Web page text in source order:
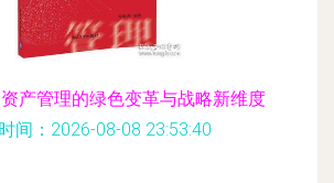
产管理的绿色变革与战略新维度
间：2026-08-08 23:53:40